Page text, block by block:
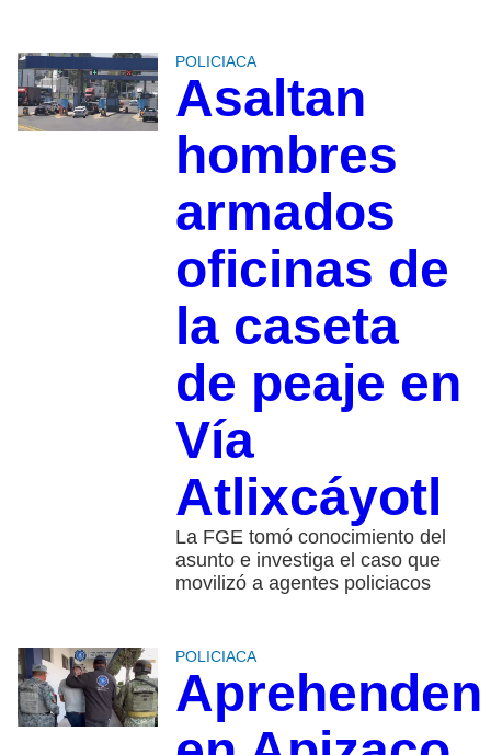
POLICIACA
Asaltan
hombres
armados
oficinas de
la caseta
de peaje en
Vía
Atlixcáyotl
La FGE tomó conocimiento del
asunto e investiga el caso que
movilizó a agentes policiacos
POLICIACA
Aprehenden